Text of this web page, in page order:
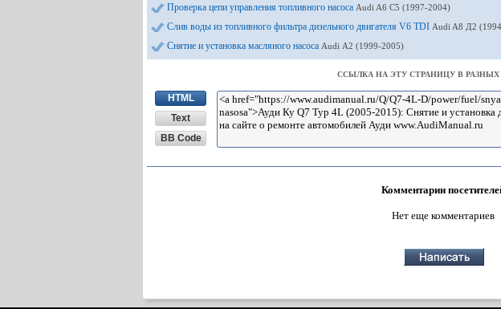
Проверка цепи управления топливного насоса Audi A6 С5 (1997-2004)
Слив воды из топливного фильтра дизельного двигателя V6 TDI Audi A8 Д2
Снятие и установка масляного насоса Audi А2 (1999-2005)
ССЫЛКА НА ЭТУ СТРАНИЦУ В
HTML
Text
BB Code
Комментарии
Нет еще комментариев